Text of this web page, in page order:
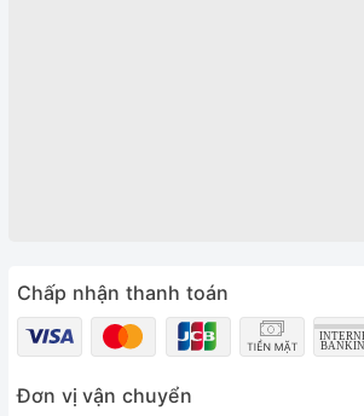
Chấp nhận thanh toán
Đơn vị vận chuyển